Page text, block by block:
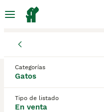
Categorías
Gatos
Tipo de listado
En venta
Raza Mixta Gatos
0 Gatos y gatitos